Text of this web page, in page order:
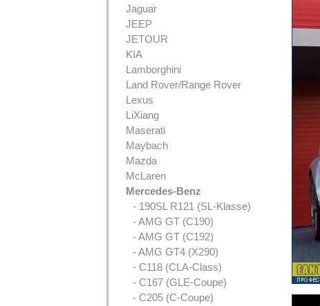
Jaguar
JEEP
JETOUR
KIA
Lamborghini
Land Rover/Range Rover
Lexus
LiXiang
Maserati
Maybach
Mazda
McLaren
Mercedes-Benz
- 190SL R121 (SL-Klasse)
- AMG GT (C190)
- AMG GT (C192)
- AMG GT4 (X290)
- C118 (CLA-Class)
- C167 (GLE-Coupe)
- C205 (C-Coupe)